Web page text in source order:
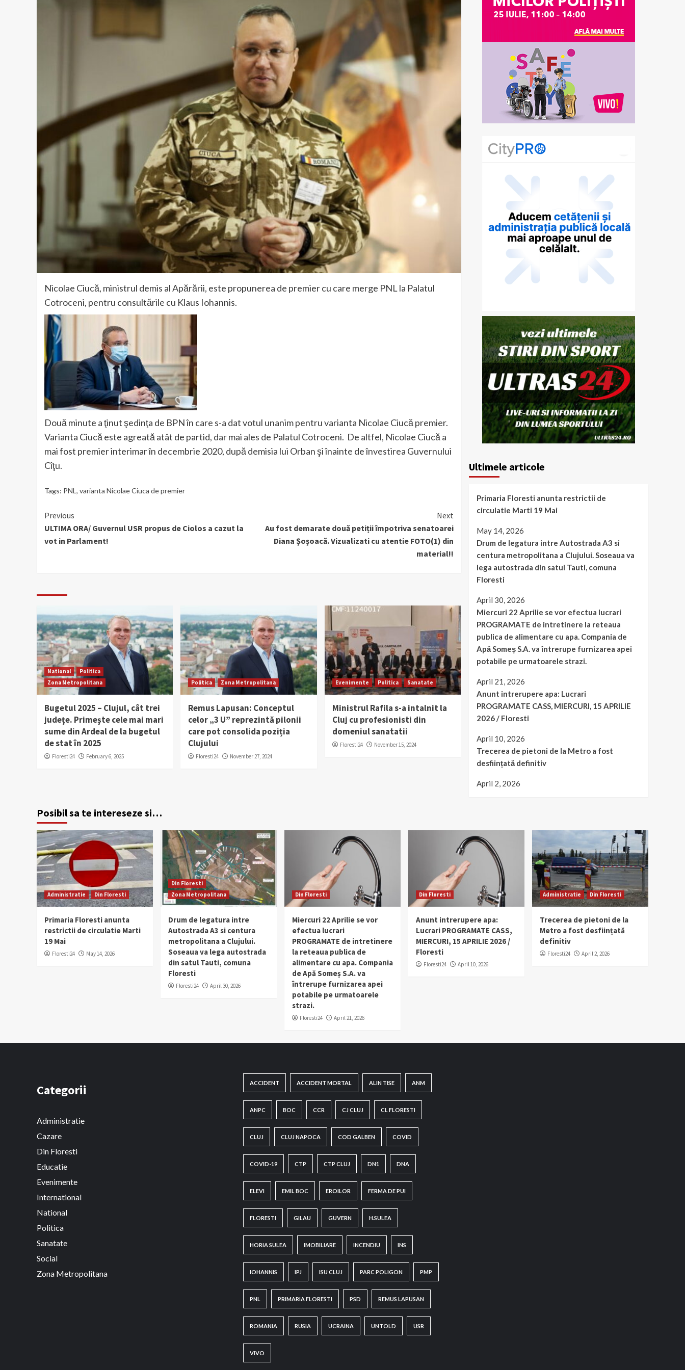
Nicolae Ciucă, ministrul demis al Apărării, este propunerea de premier cu care merge PNL la Palatul
Cotroceni, pentru consultările cu Klaus Iohannis.
Două minute a ţinut şedinţa de BPN în care s-a dat votul unanim pentru varianta Nicolae Ciucă premier.
Varianta Ciucă este agreată atât de partid, dar mai ales de Palatul Cotroceni. De altfel, Nicolae Ciucă a
mai fost premier interimar în decembrie 2020, după demisia lui Orban şi înainte de învestirea Guvernului
Cîţu.
Tags: PNL , varianta Nicolae Ciuca de premier
Continue
Reading
Previous
ULTIMA ORA/ Guvernul USR propus de Ciolos a cazut la
vot in Parlament!
Next
Au fost demarate două petiții împotriva senatoarei
Diana Șoșoacă. Vizualizati cu atentie FOTO(1) din
material!!
National
Politica
Zona Metropolitana
Bugetul 2025 – Clujul, cât trei
județe. Primește cele mai mari
sume din Ardeal de la bugetul
de stat în 2025
Floresti24 February 6, 2025
Politica Zona Metropolitana
Remus Lapusan: Conceptul
celor „3 U” reprezintă pilonii
care pot consolida poziția
Clujului
Floresti24 November 27, 2024
Evenimente Politica Sanatate
Ministrul Rafila s-a intalnit la
Cluj cu profesionisti din
domeniul sanatatii
Floresti24 November 15, 2024
Ultimele articole
Primaria Floresti anunta restrictii de
circulatie Marti 19 Mai
May 14, 2026
Drum de legatura intre Autostrada A3 si
centura metropolitana a Clujului. Soseaua va
lega autostrada din satul Tauti, comuna
Floresti
April 30, 2026
Miercuri 22 Aprilie se vor efectua lucrari
PROGRAMATE de intretinere la reteaua
publica de alimentare cu apa. Compania de
Apă Someș S.A. va întrerupe furnizarea apei
potabile pe urmatoarele strazi.
April 21, 2026
Anunt intrerupere apa: Lucrari
PROGRAMATE CASS, MIERCURI, 15 APRILIE
2026 / Floresti
April 10, 2026
Trecerea de pietoni de la Metro a fost
desființată definitiv
April 2, 2026
Posibil sa te intereseze si…
Administratie Din Floresti
Primaria Floresti anunta
restrictii de circulatie Marti
19 Mai
Floresti24 May 14, 2026
Din Floresti
Zona Metropolitana
Drum de legatura intre
Autostrada A3 si centura
metropolitana a Clujului.
Soseaua va lega autostrada
din satul Tauti, comuna
Floresti
Floresti24 April 30, 2026
Din Floresti
Miercuri 22 Aprilie se vor
efectua lucrari
PROGRAMATE de intretinere
la reteaua publica de
alimentare cu apa. Compania
de Apă Someș S.A. va
întrerupe furnizarea apei
potabile pe urmatoarele
strazi.
Floresti24 April 21, 2026
Din Floresti
Anunt intrerupere apa:
Lucrari PROGRAMATE CASS,
MIERCURI, 15 APRILIE 2026 /
Floresti
Floresti24 April 10, 2026
Administratie Din Floresti
Trecerea de pietoni de la
Metro a fost desființată
definitiv
Floresti24 April 2, 2026
Categorii
Administratie
Cazare
Din Floresti
Educatie
Evenimente
International
National
Politica
Sanatate
Social
Zona Metropolitana
ACCIDENT ACCIDENT MORTAL ALIN TISE ANM
ANPC BOC CCR CJ CLUJ CL FLORESTI
CLUJ CLUJ NAPOCA COD GALBEN COVID
COVID-19 CTP CTP CLUJ DN1 DNA
ELEVI EMIL BOC EROILOR FERMA DE PUI
FLORESTI GILAU GUVERN H.SULEA
HORIA SULEA IMOBILIARE INCENDIU INS
IOHANNIS IPJ ISU CLUJ PARC POLIGON PMP
PNL PRIMARIA FLORESTI PSD REMUS LAPUSAN
ROMANIA RUSIA UCRAINA UNTOLD USR
VIVO